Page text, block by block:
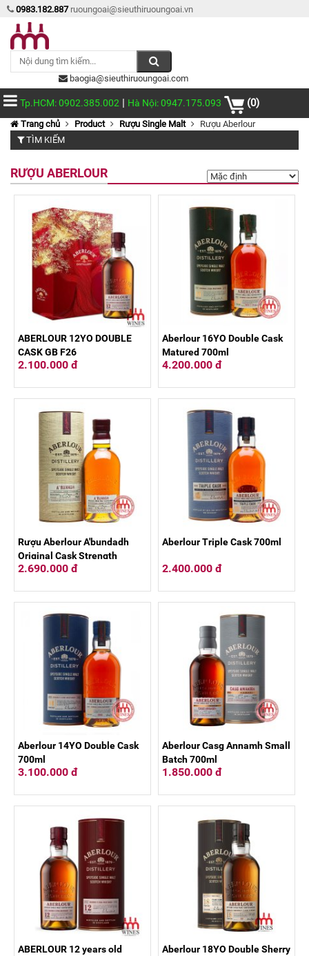
0983.182.887 ruoungoai@sieuthiruoungoai.vn
baogia@sieuthiruoungoai.com
Tp.HCM: 0902.385.002 | Hà Nội: 0947.175.093 (0)
Trang chủ Product Rượu Single Malt
Rượu Aberlour
TÌM KIẾM
RƯỢU ABERLOUR
ABERLOUR 12YO DOUBLE
CASK GB F26
2.100.000 đ
Aberlour 16YO Double Cask
Matured 700ml
4.200.000 đ
Rượu Aberlour A'bundadh
Original Cask Strength
2.690.000 đ
Aberlour Triple Cask 700ml
2.400.000 đ
Aberlour 14YO Double Cask
700ml
3.100.000 đ
Aberlour Casg Annamh Small
Batch 700ml
1.850.000 đ
ABERLOUR 12 years old
Aberlour 18YO Double Sherry